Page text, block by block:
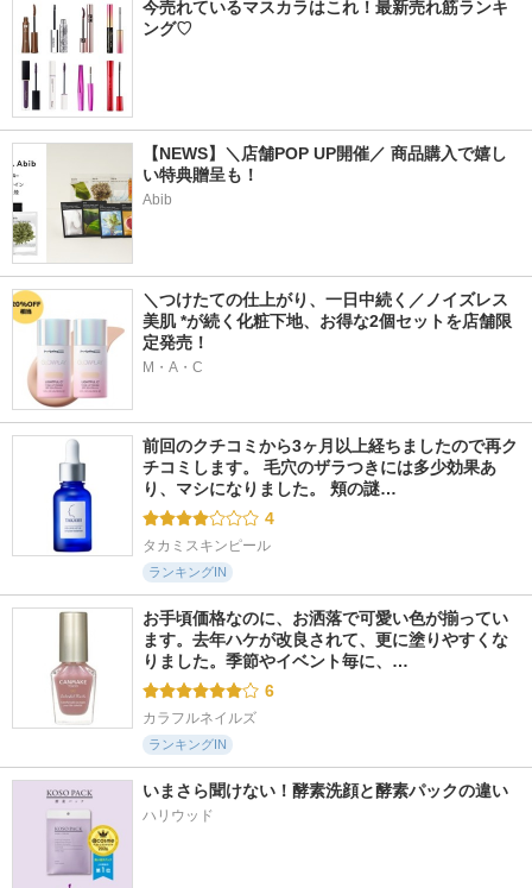
今売れているマスカラはこれ！最新売れ筋ランキ
ング♡
【NEWS】＼店舗POP UP開催／ 商品購入で嬉し
い特典贈呈も！
Abib
＼つけたての仕上がり、一日中続く／ノイズレス
美肌 *が続く化粧下地、お得な2個セットを店舗限
定発売！
M・A・C
前回のクチコミから3ヶ月以上経ちましたので再ク
チコミします。 毛穴のザラつきには多少効果あ
り、マシになりました。 頬の謎…
4
タカミスキンピール
ランキングIN
お手頃価格なのに、お洒落で可愛い色が揃ってい
ます。去年ハケが改良されて、更に塗りやすくな
りました。季節やイベント毎に、…
6
カラフルネイルズ
ランキングIN
いまさら聞けない！酵素洗顔と酵素パックの違い
ハリウッド